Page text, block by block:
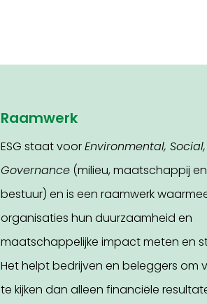
Raamwerk
ESG staat voorEnvironmental,
Governance(milieu, maatschappij en
bestuur) en is een raamwerk
organisaties hun duurzaamheid en
maatschappelijke impact meten en
Het helpt bedrijven en beleggers om
te kijken dan alleen financiële